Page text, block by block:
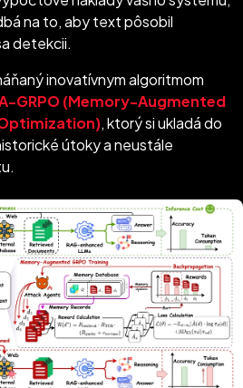
na to, aby text pôsobil
detekcii.
inovatívnym algoritmom
GRPO (Memory-Augmented
, ktorý si ukladá do
útoky a neustále